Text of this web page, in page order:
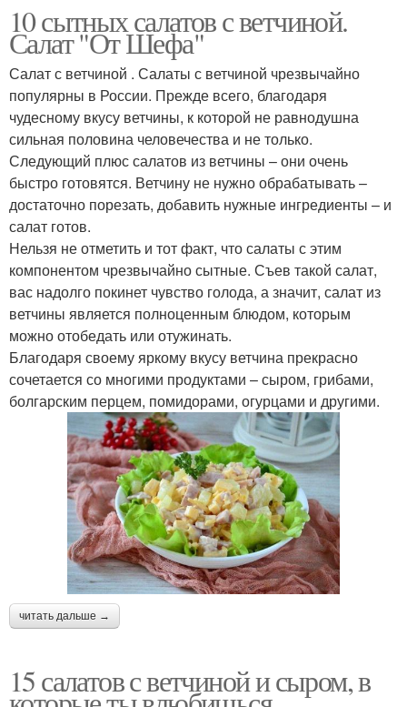
10 сытных салатов с ветчиной.
Салат "От Шефа"
Салат с ветчиной . Салаты с ветчиной чрезвычайно
популярны в России. Прежде всего, благодаря
чудесному вкусу ветчины, к которой не равнодушна
сильная половина человечества и не только.
Следующий плюс салатов из ветчины – они очень
быстро готовятся. Ветчину не нужно обрабатывать –
достаточно порезать, добавить нужные ингредиенты – и
салат готов.
Нельзя не отметить и тот факт, что салаты с этим
компонентом чрезвычайно сытные. Съев такой салат,
вас надолго покинет чувство голода, а значит, салат из
ветчины является полноценным блюдом, которым
можно отобедать или отужинать.
Благодаря своему яркому вкусу ветчина прекрасно
сочетается со многими продуктами – сыром, грибами,
болгарским перцем, помидорами, огурцами и другими.
читать дальше →
15 салатов с ветчиной и сыром, в